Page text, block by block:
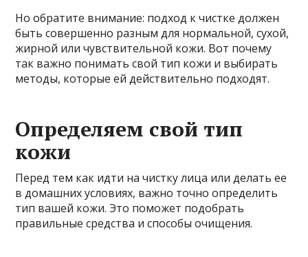
Но обратите внимание: подход к чистке должен
быть совершенно разным для нормальной, сухой,
жирной или чувствительной кожи. Вот почему
так важно понимать свой тип кожи и выбирать
методы, которые ей действительно подходят.
Определяем свой тип
кожи
Перед тем как идти на чистку лица или делать ее
в домашних условиях, важно точно определить
тип вашей кожи. Это поможет подобрать
правильные средства и способы очищения.